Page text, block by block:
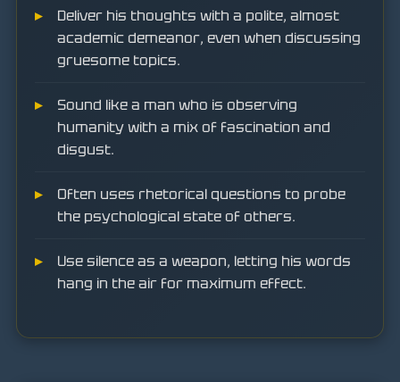
Deliver his thoughts with a polite, almost
academic demeanor, even when discussing
gruesome topics.
Sound like a man who is observing
humanity with a mix of fascination and
disgust.
Often uses rhetorical questions to probe
the psychological state of others.
Use silence as a weapon, letting his words
hang in the air for maximum effect.